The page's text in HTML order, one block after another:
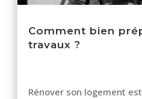
Comment bien
travaux ?
Rénover son logement